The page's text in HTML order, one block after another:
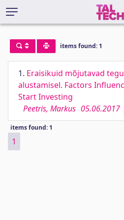
items found: 1
1. Eraisikuid mõjutavad
alustamisel. Factors
Start Investing
Peetris, Markus 05.06.2017
items found: 1
1